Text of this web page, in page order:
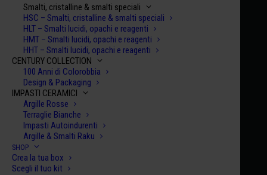
Smalti, cristalline & smalti speciali
HSC – Smalti, cristalline & smalti speciali
HLT – Smalti lucidi, opachi e reagenti
HMT – Smalti lucidi, opachi e reagenti
HHT – Smalti lucidi, opachi e reagenti
CENTURY COLLECTION
100 Anni di Colorobbia
Design & Packaging
IMPASTI CERAMICI
Argille Rosse
Terraglie Bianche
Impasti Autoindurenti
Argille & Smalti Raku
SHOP
Crea la tua box
Scegli il tuo kit